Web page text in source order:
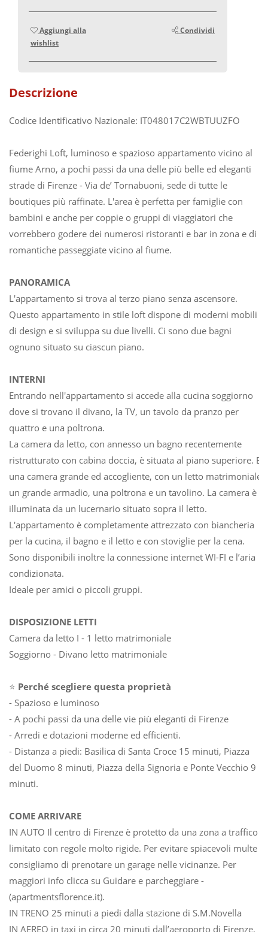
Descrizione
Codice Identificativo Nazionale: IT048017C2WBTUUZFO
Federighi Loft, luminoso e spazioso appartamento vicino al
fiume Arno, a pochi passi da una delle più belle ed eleganti
strade di Firenze - Via de’ Tornabuoni, sede di tutte le
boutiques più raffinate. L'area è perfetta per famiglie con
bambini e anche per coppie o gruppi di viaggiatori che
vorrebbero godere dei numerosi ristoranti e bar in zona e di
romantiche passeggiate vicino al fiume.
PANORAMICA
L'appartamento si trova al terzo piano senza ascensore.
Questo appartamento in stile loft dispone di moderni mobili
di design e si sviluppa su due livelli. Ci sono due bagni
ognuno situato su ciascun piano.
INTERNI
Entrando nell'appartamento si accede alla cucina soggiorno
dove si trovano il divano, la TV, un tavolo da pranzo per
quattro e una poltrona.
La camera da letto, con annesso un bagno recentemente
ristrutturato con cabina doccia, è situata al piano superiore. E’
una camera grande ed accogliente, con un letto matrimoniale,
un grande armadio, una poltrona e un tavolino. La camera è
illuminata da un lucernario situato sopra il letto.
L'appartamento è completamente attrezzato con biancheria
per la cucina, il bagno e il letto e con stoviglie per la cena.
Sono disponibili inoltre la connessione internet WI-FI e l’aria
condizionata.
Ideale per amici o piccoli gruppi.
DISPOSIZIONE LETTI
Camera da letto I - 1 letto matrimoniale
Soggiorno - Divano letto matrimoniale
⭐ Perché scegliere questa proprietà
- Spazioso e luminoso
- A pochi passi da una delle vie più eleganti di Firenze
- Arredi e dotazioni moderne ed efficienti.
- Distanza a piedi: Basilica di Santa Croce 15 minuti, Piazza
del Duomo 8 minuti, Piazza della Signoria e Ponte Vecchio 9
minuti.
COME ARRIVARE
IN AUTO Il centro di Firenze è protetto da una zona a traffico
limitato con regole molto rigide. Per evitare spiacevoli multe
consigliamo di prenotare un garage nelle vicinanze. Per
maggiori info clicca su Guidare e parcheggiare -
(apartmentsflorence.it).
IN TRENO 25 minuti a piedi dalla stazione di S.M.Novella
IN AEREO in taxi in circa 20 minuti dall’aeroporto di Firenze,
Aggiungi alla
wishlist
Condividi